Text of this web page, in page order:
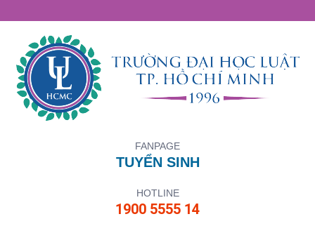
FANPAGE
TUYỂN SINH
HOTLINE
1900 5555 14